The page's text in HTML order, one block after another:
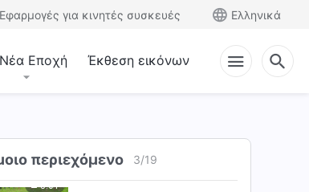
Εφαρμογές για κινητές συσκευές Ελληνικά
Εποχή Έκθεση εικόνων
περιεχόμενο 3/19
Ευαγγελική χορωδία «Η
3:01
Ευαγγελική χορωδία «Ο
Θεός δημιουργεί ένα πιο